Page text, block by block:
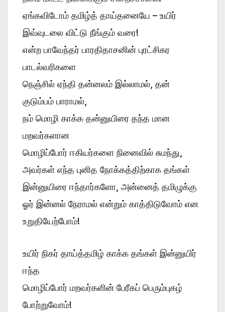
ஏங்கவிடோம் தமிழ்த் தாய்தனையே – உயிர்
இவ்வுடலை விட்டு நீங்கும் வரை!
என்ற பாவேந்தர் பாரதிதாசனின் புரட்சிகர
பாடல்வரிகளை
நெஞ்சில் ஏந்தி தன்னலம் இல்லாமல், தன்
குடும்பம் பாராமல்,
நம் மொழி காக்க தன்னுயிரை தந்த மான
மறவர்களான
மொழிப்போர் ஈகியர்களை நினைவில் சுமந்து,
அவர்கள் எந்த புனித நோக்கத்திற்காக தங்கள்
இன்னுயிரை ஈந்தார்களோ, அன்னைத் தமிழுக்கு
ஓர் இன்னல் நேராமல் என்றும் காத்திடுவோம் என
உறுதியேற்போம்!
உயிர் நிகர் தாய்த்தமிழ் காக்க தங்கள் இன்னுயிர்
ஈந்த
மொழிப்போர் மறவர்களின் பேரீகப் பெரும்புகழ்
போற்றுவோம்!